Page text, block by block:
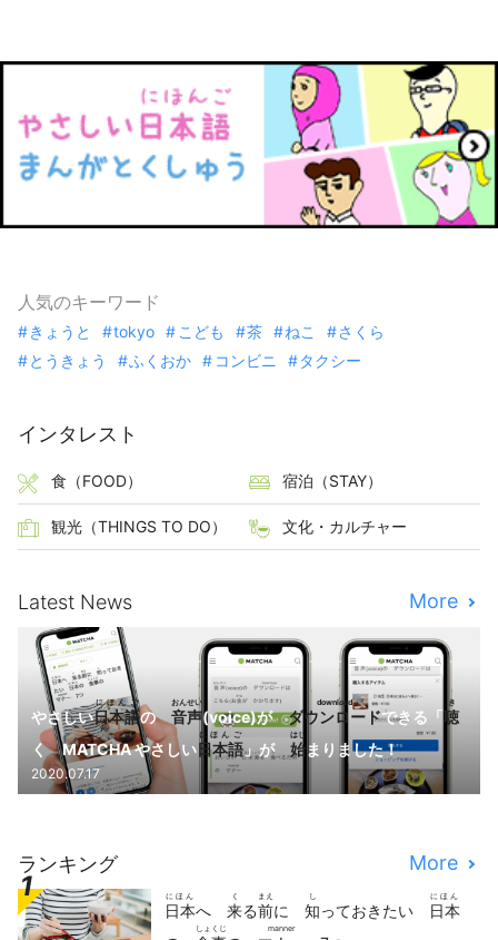
人気のキーワード
きょうと tokyo こども 茶 ねこ
さくら
とうきょう
ふくおか コンビニ タクシー
インタレスト
食（FOOD） 宿泊（STAY）
観光（THINGS TO DO） 文化・カルチャー
Latest News More
やさしい日本語
にほんご
の 音声
おんせい
(voice)がダウンロード
download
できる「聴
き
く MATCHA やさしい日本語
にほんご
」が 始
はじ
まりました！
2020.07.17
ランキング More
日本
にほん
へ 来
く
る前
まえ
に 知
し
っておきたい 日本
にほん
しょくじ manner